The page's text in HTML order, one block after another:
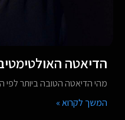
הדיאטה
מהי הדיאטה הטובה ביותר לפי
המשך לקרוא »